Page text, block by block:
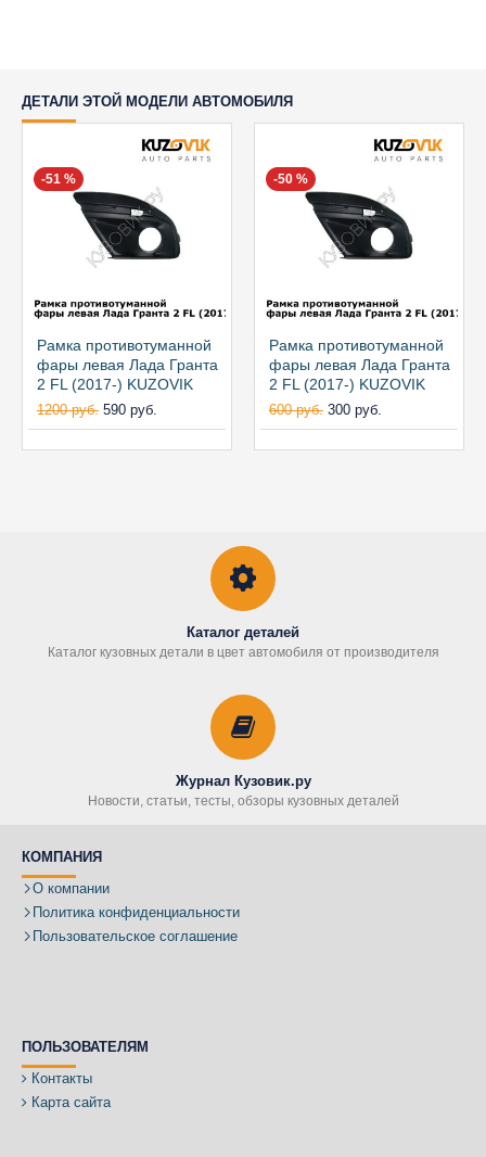
ДЕТАЛИ ЭТОЙ МОДЕЛИ АВТОМОБИЛЯ
-51 %
Рамка противотуманной
фары левая Лада Гранта
2 FL (2017-) KUZOVIK
1200 руб. 590 руб.
-50 %
Рамка противотуманной
фары левая Лада Гранта
2 FL (2017-) KUZOVIK
600 руб. 300 руб.
Каталог деталей
Каталог кузовных детали в цвет автомобиля от производителя
Журнал Кузовик.ру
Новости, статьи, тесты, обзоры кузовных деталей
КОМПАНИЯ
О компании
Политика конфиденциальности
Пользовательское соглашение
ПОЛЬЗОВАТЕЛЯМ
Контакты
Карта сайта